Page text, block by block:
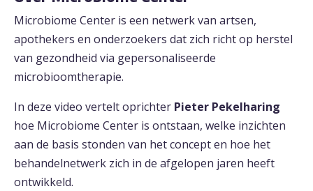
Microbiome Center is een netwerk van artsen,
apothekers en onderzoekers dat zich richt op herstel
van gezondheid via gepersonaliseerde
microbioomtherapie.
In deze video vertelt oprichter Pieter Pekelharing
hoe Microbiome Center is ontstaan, welke inzichten
aan de basis stonden van het concept en hoe het
behandelnetwerk zich in de afgelopen jaren heeft
ontwikkeld.